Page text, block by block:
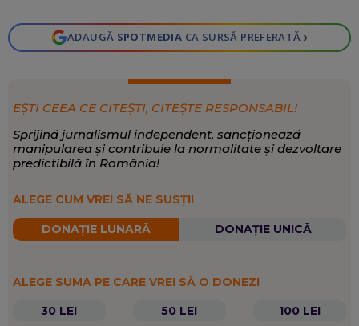
ADAUGĂ SPOTMEDIA CA SURSĂ PREFERATĂ ›
EȘTI CEEA CE CITEȘTI, CITEȘTE RESPONSABIL!
Sprijină jurnalismul independent, sancționează
manipularea și contribuie la normalitate și dezvoltare
predictibilă în România!
ALEGE CUM VREI SĂ NE SUSȚII
DONAȚIE LUNARĂ DONAȚIE UNICĂ
ALEGE SUMA PE CARE VREI SĂ O DONEZI
30 LEI
50 LEI 100 LEI